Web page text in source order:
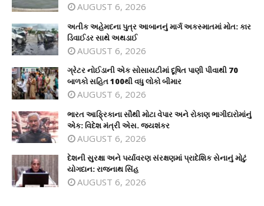
AUGUST 6, 2026
અતીક અહેમદના પુત્ર આબાનનું માર્ગ અકસ્માતમાં મોત: કાર
ડિવાઈડર સાથે અથડાઈ
AUGUST 6, 2026
ગ્રેટર નોઈડાની એક સોસાયટીમાં દૂષિત પાણી પીવાથી 70
બાળકો સહિત 100થી વધુ લોકો બીમાર
AUGUST 6, 2026
ભારત આફ્રિકાના સૌથી મોટા વેપાર અને રોકાણ ભાગીદારોમાંનું
એક: વિદેશ મંત્રી એસ. જયશંકર
AUGUST 6, 2026
દેશની સુરક્ષા અને પર્યાવરણ સંરક્ષણમાં પ્રાદેશિક સેનાનું મોટું
યોગદાન: રાજનાથ સિંહ
AUGUST 6, 2026